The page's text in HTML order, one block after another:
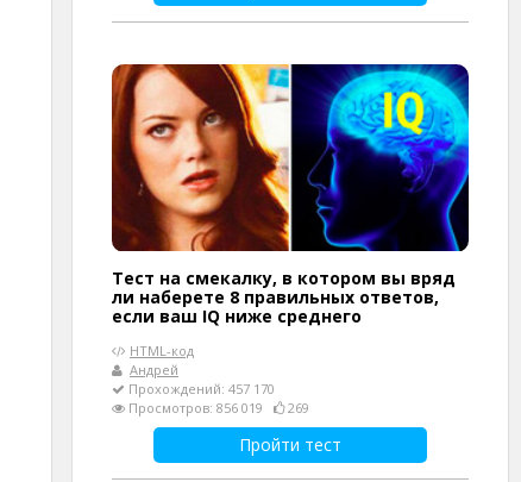
Тест на смекалку, в котором вы вряд
ли наберете 8 правильных ответов,
если ваш IQ ниже среднего
HTML-код
Андрей
Прохождений: 457 170
Просмотров: 856 019
269
Пройти тест